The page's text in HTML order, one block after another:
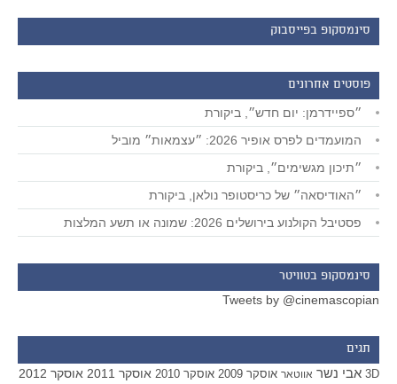
סינמסקופ בפייסבוק
פוסטים אחרונים
״ספיידרמן: יום חדש״, ביקורת
המועמדים לפרס אופיר 2026: ״עצמאות״ מוביל
״תיכון מגשימים״, ביקורת
״האודיסאה״ של כריסטופר נולאן, ביקורת
פסטיבל הקולנוע בירושלים 2026: שמונה או תשע המלצות
סינמסקופ בטוויטר
Tweets by @cinemascopian
תגים
3D אבי נשר אווטאר אוסקר 2009 אוסקר 2010 אוסקר 2011 אוסקר 2012